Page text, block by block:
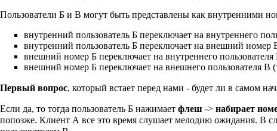
Пользователи Б и В могут быть представлены как внутренними
внутренний пользователь Б переключает на внутреннего
внутренний пользователь Б переключает на внешний номер
внешний номер Б переключает на внутреннего
внешний номер Б переключает на внешнего пользователя
Первый вопрос, который встает перед нами - будет ли в самом
Если да, то тогда пользователь Б нажимает флеш -> набирает
попозже. Клиент А все это время слушает мелодию ожидания. В